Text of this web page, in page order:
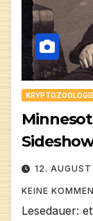
12.
KEINE
Lesedauer: